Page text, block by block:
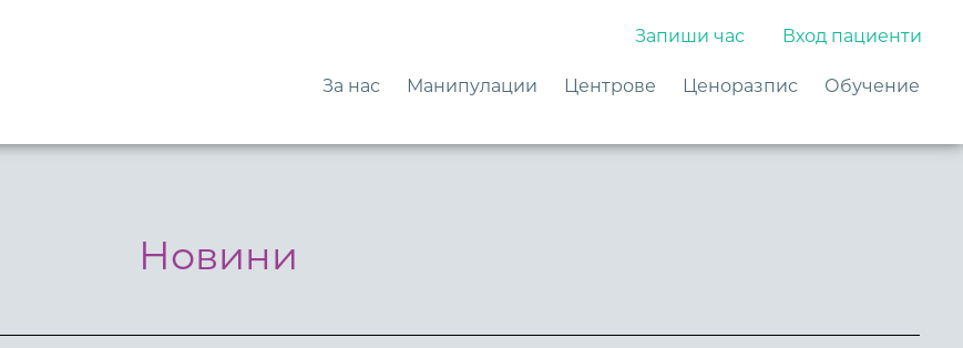
Запиши час Вход пациенти
За нас Манипулации Центрове Ценоразпис Обучение
Новини